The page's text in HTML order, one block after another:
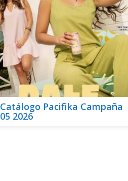
Catálogo Pacifika Campaña
05 2026